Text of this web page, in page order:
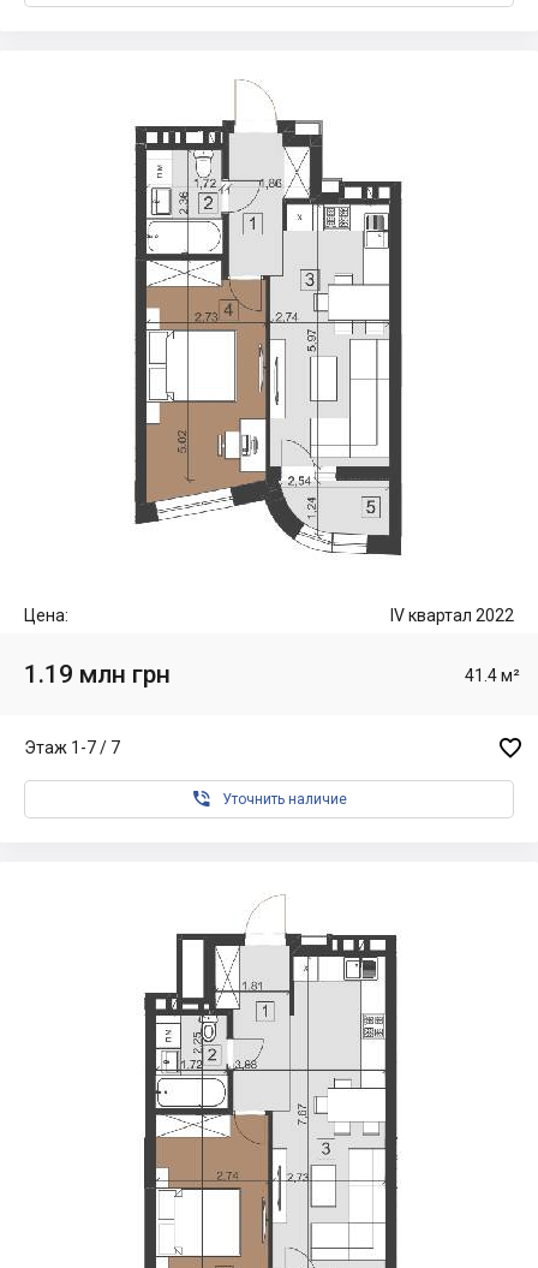
Цена: IV квартал 2022
1.19 млн грн 41.4 м²
Этаж 1-7 / 7 
 Уточнить наличие